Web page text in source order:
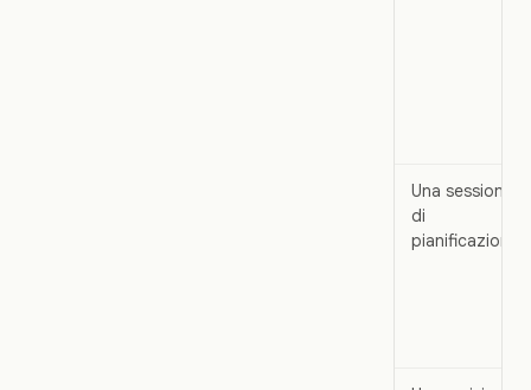
Una sessione
di
pianificazione